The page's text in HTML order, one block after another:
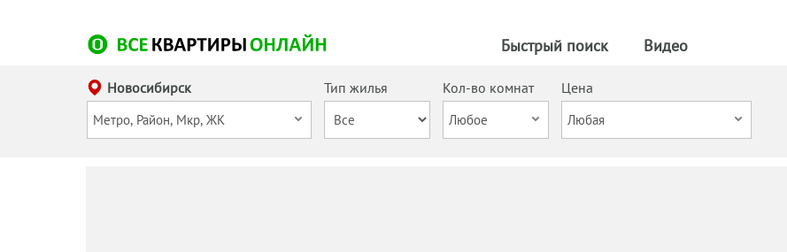
Быстрый поиск Видео
Новосибирск Тип жилья Кол-во комнат
Цена